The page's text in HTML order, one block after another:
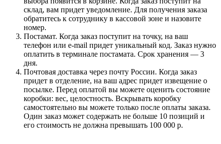
склад, вам придет уведомление. Для получения заказа
обратитесь к сотруднику в кассовой зоне и назовите
номер.
Постамат. Когда заказ поступит на точку, на ваш
телефон или e-mail придет уникальный код. Заказ нужно
оплатить в терминале постамата. Срок хранения — 3
дня.
Почтовая доставка через почту России. Когда заказ
придет в отделение, на ваш адрес придет извещение о
посылке. Перед оплатой вы можете оценить состояние
коробки: вес, целостность. Вскрывать коробку
самостоятельно вы можете только после оплаты заказа.
Один заказ может содержать не больше 10 позиций и
его стоимость не должна превышать 100 000 р.